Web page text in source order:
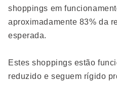
shoppings em
aproximadamente 83% da
esperada.
Estes shoppings estão
reduzido e seguem rígido